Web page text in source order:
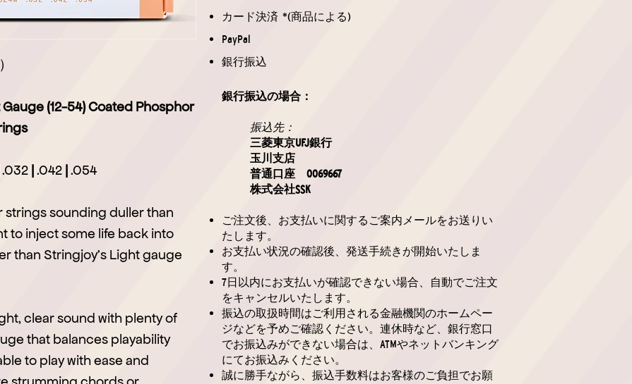
(12-54) Coated Phosphor
.032 |.042 |.054
strings sounding duller than
to inject some life back into
than Stringjoy’s Light gauge
clear sound with plenty of
that balances playability
to play with ease and
カード決済 *(商品による)
PayPal
銀行振込
銀行振込の場合：
振込先：
三菱東京UFJ銀行
玉川支店
普通口座 0069667
株式会社SSK
ご注文後、お支払いに関するご案内メールをお送りい
たします。
お支払い状況の確認後、発送手続きが開始いたしま
す。
7日以内にお支払いが確認できない場合、自動でご注文
をキャンセルいたします。
振込の取扱時間はご利用される金融機関のホームペー
ジなどを予めご確認ください。連休時など、銀行窓口
でお振込みができない場合は、ATMやネットバンキング
にてお振込みください。
誠に勝手ながら、振込手数料はお客様のご負担でお願